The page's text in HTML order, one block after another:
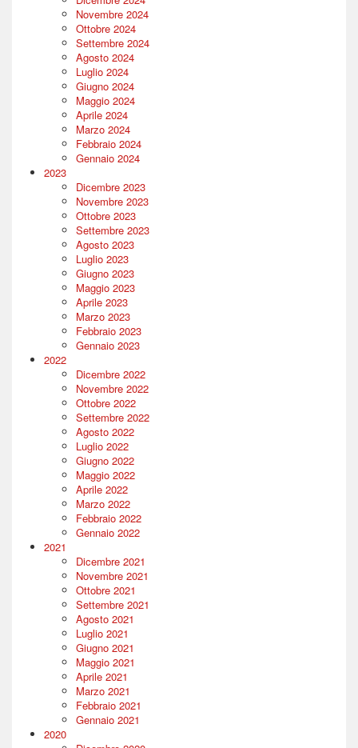
Novembre 2024
Ottobre 2024
Settembre 2024
Agosto 2024
Luglio 2024
Giugno 2024
Maggio 2024
Aprile 2024
Marzo 2024
Febbraio 2024
Gennaio 2024
2023
Dicembre 2023
Novembre 2023
Ottobre 2023
Settembre 2023
Agosto 2023
Luglio 2023
Giugno 2023
Maggio 2023
Aprile 2023
Marzo 2023
Febbraio 2023
Gennaio 2023
2022
Dicembre 2022
Novembre 2022
Ottobre 2022
Settembre 2022
Agosto 2022
Luglio 2022
Giugno 2022
Maggio 2022
Aprile 2022
Marzo 2022
Febbraio 2022
Gennaio 2022
2021
Dicembre 2021
Novembre 2021
Ottobre 2021
Settembre 2021
Agosto 2021
Luglio 2021
Giugno 2021
Maggio 2021
Aprile 2021
Marzo 2021
Febbraio 2021
Gennaio 2021
2020